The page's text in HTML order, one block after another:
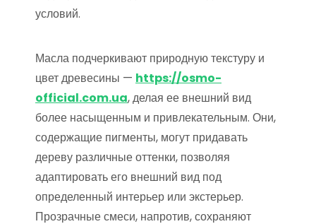
условий.
Масла подчеркивают природную текстуру и
цвет древесины — https://osmo-
official.com.ua, делая ее внешний вид
более насыщенным и привлекательным. Они,
содержащие пигменты, могут придавать
дереву различные оттенки, позволяя
адаптировать его внешний вид под
определенный интерьер или экстерьер.
Прозрачные смеси, напротив, сохраняют